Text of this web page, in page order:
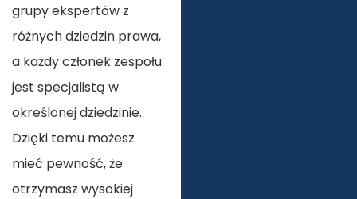
grupy ekspertów z
różnych dziedzin prawa,
a każdy członek zespołu
jest specjalistą w
określonej dziedzinie.
Dzięki temu możesz
mieć pewność, że
otrzymasz wysokiej